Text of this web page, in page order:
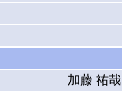
加藤 祐哉